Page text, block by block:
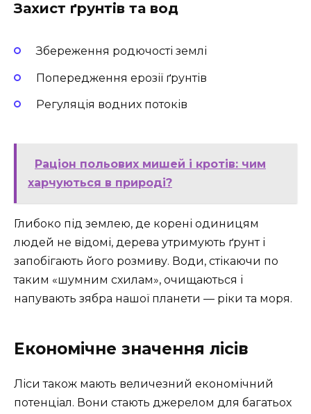
Захист ґрунтів та вод
Збереження родючості землі
Попередження ерозії ґрунтів
Регуляція водних потоків
Раціон польових мишей і кротів: чим
харчуються в природі?
Глибоко під землею, де корені одиницям
людей не відомі, дерева утримують ґрунт і
запобігають його розмиву. Води, стікаючи по
таким «шумним схилам», очищаються і
напувають зябра нашої планети — ріки та моря.
Економічне значення лісів
Ліси також мають величезний економічний
потенціал. Вони стають джерелом для багатьох